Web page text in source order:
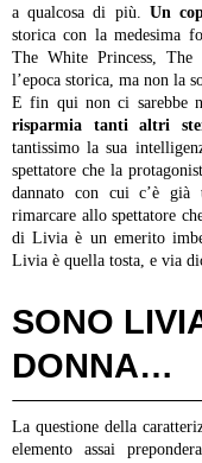
a qualcosa di più.
Un
storica con la medesima
The White Princess, The
l’epoca storica, ma non la
E fin qui non ci sarebbe
risparmia tanti altri
tantissimo la sua
spettatore che la
dannato con cui c’è già
rimarcare allo spettatore
di Livia è un emerito
Livia è quella tosta, e via
SONO
DONNA…
La questione della
elemento assai